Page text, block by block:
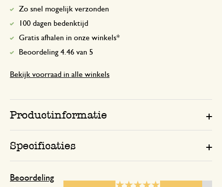
Zo snel mogelijk verzonden
100 dagen bedenktijd
Gratis afhalen in onze winkels*
Beoordeling 4.46 van 5
Bekijk voorraad in alle winkels
Productinformatie
Specificaties
Beoordeling
Snelle levering, goede kwaliteit
7 februari 2024
plezier met je aankopen! 🌿